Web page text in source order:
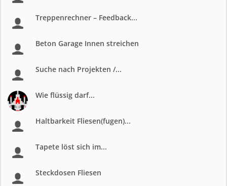
Treppenrechner – Feedback...
Beton Garage Innen streichen
Suche nach Projekten /...
Wie flüssig darf...
Haltbarkeit Fliesen(fugen)...
Tapete löst sich im...
Steckdosen Fliesen